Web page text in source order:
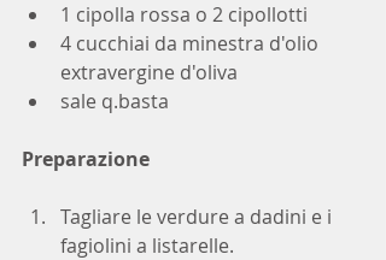
1 cipolla rossa o 2 cipollotti
4 cucchiai da minestra d'olio
extravergine d'oliva
sale q.basta
Preparazione
Tagliare le verdure a dadini e i
fagiolini a listarelle.